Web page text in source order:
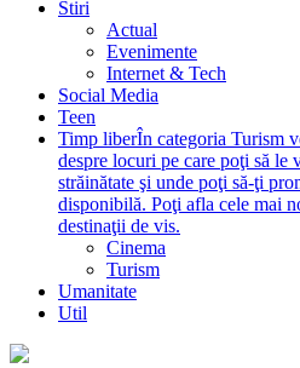
Stiri
Actual
Evenimente
Internet & Tech
Social Media
Teen
Timp liberÎn categoria Turism
despre locuri pe care poţi să le
străinătate şi unde poţi să-ţi
disponibilă. Poţi afla cele mai
destinaţii de vis.
Cinema
Turism
Umanitate
Util